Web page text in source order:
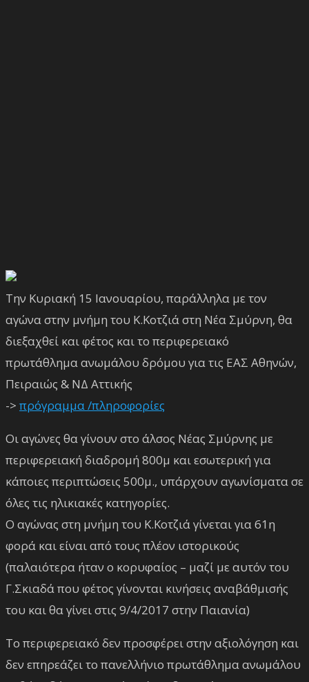
Την Κυριακή 15 Ιανουαρίου, παράλληλα με τον
αγώνα στην μνήμη του Κ.Κοτζιά στη Νέα Σμύρνη, θα
διεξαχθεί και φέτος και το περιφερειακό
πρωτάθλημα ανωμάλου δρόμου για τις ΕΑΣ Αθηνών,
Πειραιώς & ΝΔ Αττικής
-> πρόγραμμα /πληροφορίες
Οι αγώνες θα γίνουν στο άλσος Νέας Σμύρνης με
περιφερειακή διαδρομή 800μ και εσωτερική για
κάποιες περιπτώσεις 500μ., υπάρχουν αγωνίσματα σε
όλες τις ηλικιακές κατηγορίες.
Ο αγώνας στη μνήμη του Κ.Κοτζιά γίνεται για 61η
φορά και είναι από τους πλέον ιστορικούς
(παλαιότερα ήταν ο κορυφαίος – μαζί με αυτόν του
Γ.Σκιαδά που φέτος γίνονται κινήσεις αναβάθμισής
του και θα γίνει στις 9/4/2017 στην Παιανία)
Το περιφερειακό δεν προσφέρει στην αξιολόγηση και
δεν επηρεάζει το πανελλήνιο πρωτάθλημα ανωμάλου